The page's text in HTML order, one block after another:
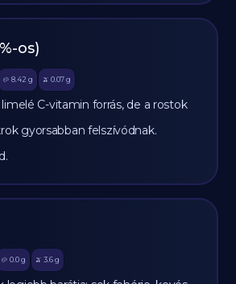
os)
🥔 8.42 g 🫒 0.07 g
C-vitamin forrás, de a rostok
gyorsabban felszívódnak.
🥔 0.0g 🫒 3.6 g